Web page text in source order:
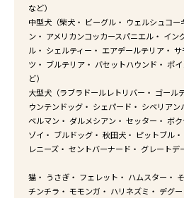
など）
中型犬（柴犬・ ビーグル・ ウェルシュコ
ン・ アメリカンコッカースパニエル・ イン
ル・ シェルティー・ エアデールテリア・
ツ・ ブルテリア・ バセットハウンド・ ポ
ど）
大型犬（ラブラドールレトリバー・ ゴール
ウンテンドッグ・ シェパード・ シベリア
ベルマン・ ダルメシアン・ セッター・ ボ
ゾイ・ ブルドッグ・ 秋田犬・ ピットブル
レニーズ・ セントバーナード・ グレートデ
猫・ うさぎ・ フェレット・ ハムスター・
チンチラ・ モモンガ・ ハリネズミ・ デグ